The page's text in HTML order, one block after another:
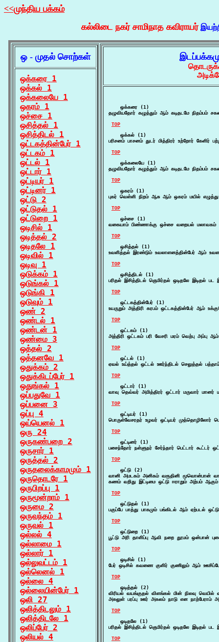
<<முந்திய பக்கம்
கல்லிடை நகர் சாமிநாத கவிராயர்
ஒ - முதல் சொற்கள்
ஒக்கரை 1
ஒக்கல் 1
ஒக்கலையே 1
ஒகரம் 1
ஒச்சை 1
ஒசித்தல் 1
ஒசித்திடல் 1
ஒட்டகத்தின்பேர் 1
ஒட்டகம் 1
ஒட்டல் 1
ஒட்டார் 1
ஒட்டியர் 1
ஒட்டினர் 1
ஒட்டு 2
ஒட்டுதல் 1
ஒட்டுறை 1
ஒடிசில் 1
ஒடித்தல் 2
ஒடிதலே 1
ஒடிவில் 1
ஒடிவு 1
ஒடுக்கம் 1
ஒடுங்கல் 1
ஒடுங்கி 1
ஒடுவும் 1
ஒண் 2
ஒண்டல் 1
ஒண்டன் 1
ஒண்மை 3
ஒத்தல் 2
ஒத்தனவே 1
ஒதுக்கம் 2
ஒதுக்கிடப்பேர் 1
ஒதுங்கல் 1
ஒப்பதுவே 1
ஒப்பனை 3
ஒப்பு 4
ஒய்யெனல் 1
ஒரு 24
ஒருகண்பறை 2
ஒருசார் 1
ஒருத்தல் 2
ஒருதலைக்காமமும் 1
ஒருதொடரே 1
ஒருபிறப்பு 1
ஒருமூன்றாம் 1
ஒருமை 2
ஒருவந்தம் 1
ஒருவல் 1
ஒல்லல் 4
ஒல்லாமை 1
ஒல்லார் 1
ஒல்லுவட்டம் 1
ஒல்லெனல் 1
ஒல்லை 4
ஒல்லையின்பேர் 1
ஒலி 27
ஒலித்திடலும் 1
ஒலித்திடலே 1
ஒலிப்பேர் 2
ஒலியல் 4
    ஒக்கரை (1)
தழுவியதோர் கழுத்தும் ஆம் கடிதடமே
TOP
    ஒக்கல் (1)
பரிசனம் பாசனம் துடர் மித்திரர் உற்றோர் கேளிர்
TOP
    ஒக்கலையே (1)
தழுவியதோர் கழுத்தும் ஆம் கடிதடமே
TOP
    ஒகரம் (1)
புகர் வெள்ளி நிறம் ஆசு ஆம் ஒகரம் மயில்
TOP
    ஒச்சை (1)
வகையாம் பிண்ணாக்கு ஒச்சை வறையல் மலாவகம்
TOP
    ஒசித்தல் (1)
உவளித்தல் இரண்டும் உவலாளனத்தின்பேர் ஆம்
TOP
    ஒசித்திடல் (1)
பரிதல் இசித்திடல் ஞெமிர்தல் ஒடிதலே இடிதல்
TOP
    ஒட்டகத்தின்பேர் (1)
உயருறும் அத்திரி கரபம் ஒட்டகத்தின்பேர் ஆம்
TOP
    ஒட்டகம் (1)
அத்திரி ஒட்டகம் பரி வேசரி மரம் வெற்பு
TOP
    ஒட்டல் (1)
ஏவல் உய்த்தல் ஒட்டல் ஊர்ந்திடல் செலுத்தல்
TOP
    ஒட்டார் (1)
வாவு தெவ்வர் அமித்திரர் ஒட்டார் மருவார்
TOP
    ஒட்டியர் (1)
பொருள்வேசரதர் உழவர் ஒட்டியர்
TOP
    ஒட்டினர் (1)
பசைந்தோர் நள்ளுநர் சேர்ந்தார் பெட்டார் கூட்டர்
TOP
    ஒட்டு (2)
வானி அமடகம் அனிகம் வரூதினி மூவொன்பான்
கணம் வறிது இட்டிமை ஒட்டு ஈராறும் அற்பம்
TOP
    ஒட்டுதல் (1)
பகுப்பே பாத்து பாகமும் பங்கிடல் ஆம் ஏற்படல்
TOP
    ஒட்டுறை (1)
பூட்டு அரி தாளிப்பு ஆவி நறை தூமம் ஒன்பான்
TOP
    ஒடிசில் (1)
பேர் ஒடிசில் கவணை குளிர் குணிலும் ஆம்
TOP
    ஒடித்தல் (2)
விரியல் வயங்குதல் விளங்கல் மின் நிலவு
அகலுள் பரப்பு ஊர் அகலம் நாடு என
TOP
    ஒடிதலே (1)
பரிதல் இசித்திடல் ஞெமிர்தல் ஒடிதலே இடிதல்
TOP